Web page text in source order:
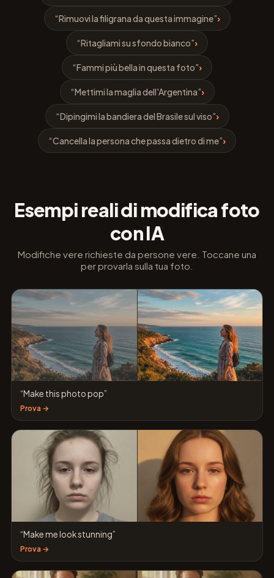
“Rimuovi la filigrana da questa immagine”›
“Ritagliami su sfondo bianco”›
“Fammi più bella in questa foto”›
“Mettimi la maglia dell'Argentina”›
“Dipingimi la bandiera del Brasile sul viso”›
“Cancella la persona che passa dietro di me”›
Esempi reali di modifica foto
con IA
Modifiche vere richieste da persone vere. Toccane una
per provarla sulla tua foto.
“Make this photo pop”
Prova →
“Make me look stunning”
Prova →